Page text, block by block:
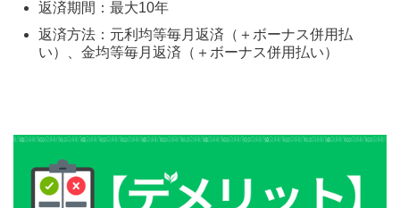
返済期間：最大10年
返済方法： 元利均等毎月返済（＋ボーナス併用払
い）、金均等毎月返済（＋ボーナス併用払い）